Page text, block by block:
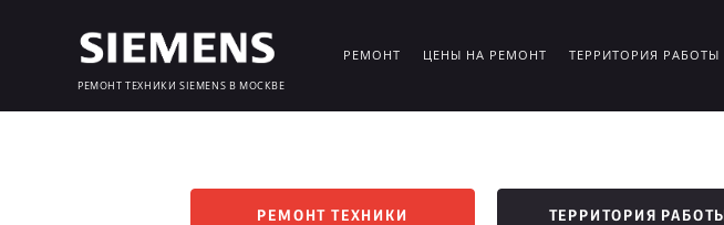
РЕМОНТ ТЕХНИКИ SIEMENS В МОСКВЕ
РЕМОНТ ЦЕНЫ НА РЕМОНТ ТЕРРИТОРИЯ РАБОТЫ
РЕМОНТ ТЕХНИКИ ТЕРРИТОРИЯ РАБОТЫ